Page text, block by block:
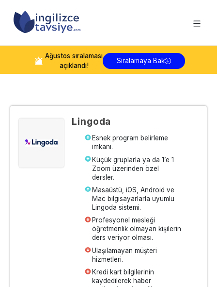
Ağustos sıralaması
açıklandı!
Sıralamaya Bak
Lingoda
Esnek program belirleme
imkanı.
Küçük gruplarla ya da 1’e 1
Zoom üzerinden özel
dersler.
Masaüstü, iOS, Android ve
Mac bilgisayarlarla uyumlu
Lingoda sistemi.
Profesyonel mesleği
öğretmenlik olmayan kişilerin
ders veriyor olması.
Ulaşılamayan müşteri
hizmetleri.
Kredi kart bilgilerinin
kaydedilerek haber